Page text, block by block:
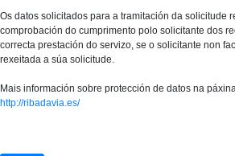
Os datos solicitados para a tramitación da solicitude
comprobación do cumprimento polo solicitante dos
correcta prestación do servizo, se o solicitante non
rexeitada a súa solicitude.
Mais información sobre protección de datos na
http://ribadavia.es/